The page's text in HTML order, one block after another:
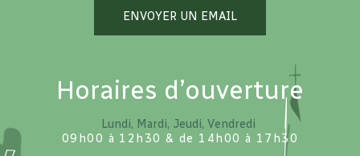
ENVOYER UN EMAIL
Horaires d’ouverture
Lundi, Mardi, Jeudi, Vendredi
09h00 à 12h30 & de 14h00 à 17h30